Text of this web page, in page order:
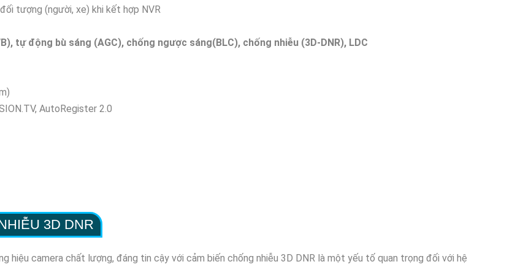
tượng (người, xe) khi kết hợp NVR
tự động bù sáng (AGC), chống ngược sáng(BLC), chống nhiễu (3D-DNR), LDC
AutoRegister 2.0
3D DNR
hiệu camera chất lượng, đáng tin cậy với cảm biến chống nhiễu 3D DNR là một yếu tố quan trọng đối với hệ